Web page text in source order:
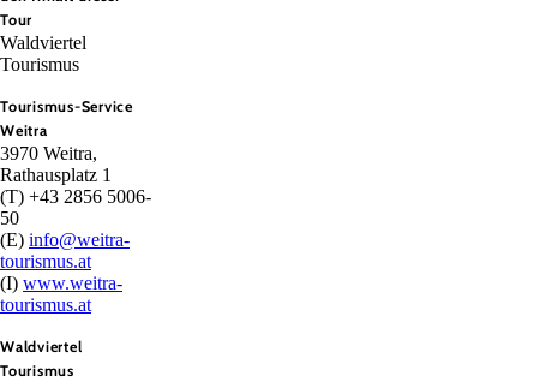
Tour
Waldviertel
Tourismus
Tourismus-Service
Weitra
3970 Weitra,
Rathausplatz 1
(T) +43 2856 5006-
50
(E) info@weitra-
tourismus.at
(I) www.weitra-
tourismus.at
Waldviertel
Tourismus